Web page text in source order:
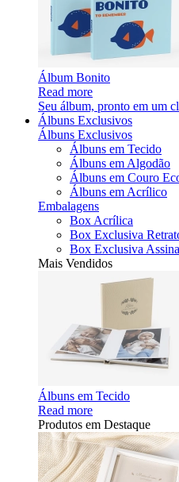
Álbum Bonito
Read more
Seu álbum, pronto em um
Álbuns Exclusivos
Álbuns Exclusivos
Álbuns em Tecido
Álbuns em Algodão
Álbuns em Couro
Álbuns em Acrílico
Embalagens
Box Acrílica
Box Exclusiva
Box Exclusiva
Mais Vendidos
Álbuns em Tecido
Read more
Produtos em Destaque